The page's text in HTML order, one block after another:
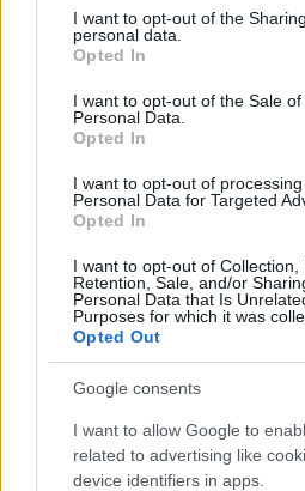
I want to opt-out of the
personal data.
Opted In
I want to opt-out of the Sale of
Personal Data.
Opted In
I want to opt-out of
Personal Data for Targeted
Opted In
I want to opt-out of Collection,
Retention, Sale, and/or
Personal Data that Is
Purposes for which it was
Opted Out
Google consents
I want to allow Google to
related to advertising like
device identifiers in apps.
početka do uljepšavanja
vrlo dug put.
#filmovi #crveni
#historija
#desavanja